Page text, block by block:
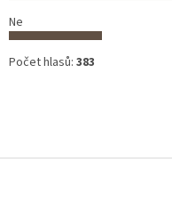
Ne
Počet hlasů: 383